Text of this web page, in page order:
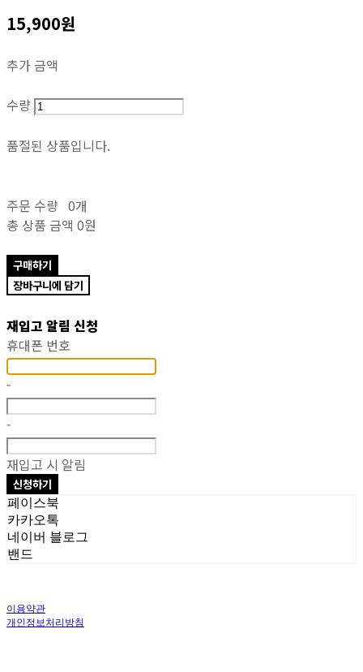
15,900원
추가 금액
수량
품절된 상품입니다.
주문 수량 0개
총 상품 금액 0원
구매하기
장바구니에 담기
재입고 알림 신청
휴대폰 번호
-
-
재입고 시 알림
신청하기
페이스북
카카오톡
네이버 블로그
밴드
이용약관
개인정보처리방침